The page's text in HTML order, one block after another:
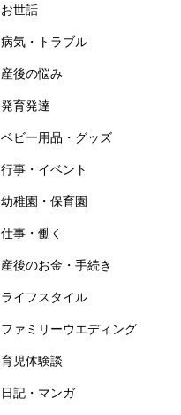
お世話
病気・トラブル
産後の悩み
発育発達
ベビー用品・グッズ
行事・イベント
幼稚園・保育園
仕事・働く
産後のお金・手続き
ライフスタイル
ファミリーウエディング
育児体験談
日記・マンガ